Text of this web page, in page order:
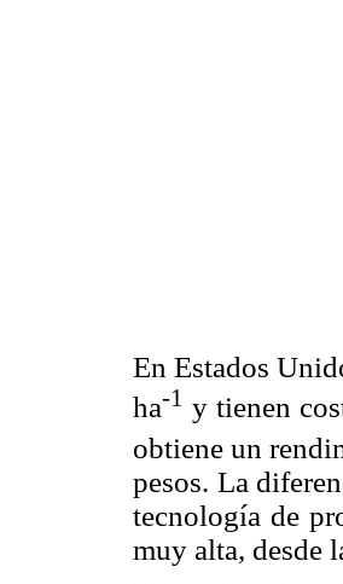
En Estados
ha-1 y tienen
obtiene un
pesos. La
tecnología de
muy alta, desde